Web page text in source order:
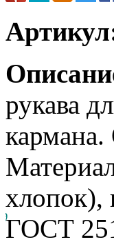
рукава
кармана.
хлопок),
ГОСТ